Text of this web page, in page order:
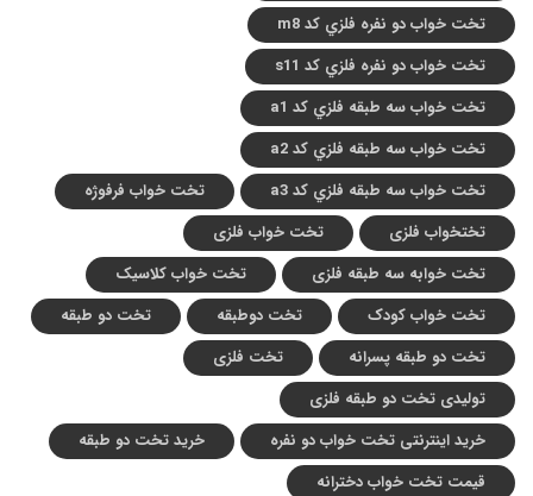
تخت خواب دو نفره فلزي کد m8
تخت خواب دو نفره فلزي کد s11
تخت خواب سه طبقه فلزي کد a1
تخت خواب سه طبقه فلزي کد a2
تخت خواب سه طبقه فلزي کد a3
تخت خواب فرفوژه
تختخواب فلزی
تخت خواب فلزی
تخت خوابه سه طبقه فلزی
تخت خواب کلاسیک
تخت خواب کودک
تخت دوطبقه
تخت دو طبقه
تخت دو طبقه پسرانه
تخت فلزی
تولیدی تخت دو طبقه فلزی
خرید اینترنتی تخت خواب دو نفره
خرید تخت دو طبقه
قیمت تخت خواب دخترانه